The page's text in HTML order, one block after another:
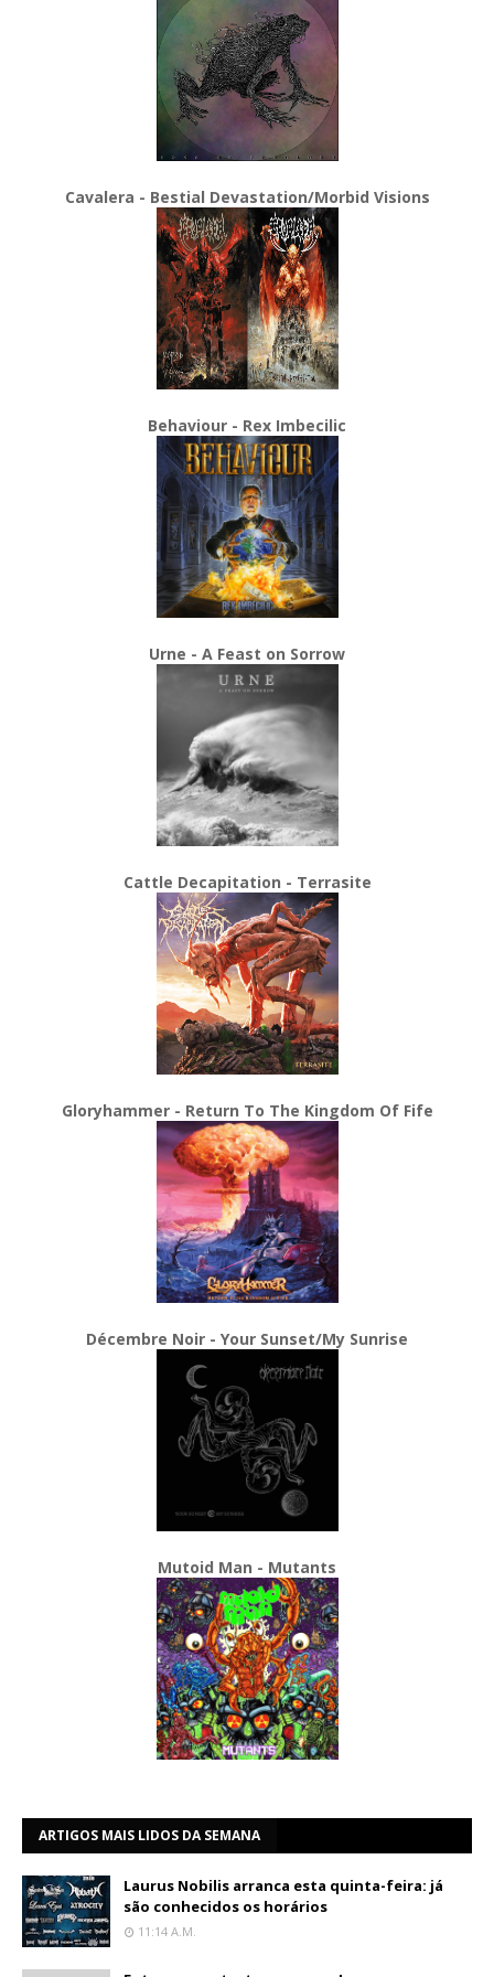
Cavalera - Bestial Devastation/Morbid Visions
Behaviour - Rex Imbecilic
Urne - A Feast on Sorrow
Cattle Decapitation - Terrasite
Gloryhammer - Return To The Kingdom Of Fife
Décembre Noir - Your Sunset/My Sunrise
Mutoid Man - Mutants
ARTIGOS MAIS LIDOS DA SEMANA
Laurus Nobilis arranca esta quinta-feira: já
são conhecidos os horários
11:14 A.m.